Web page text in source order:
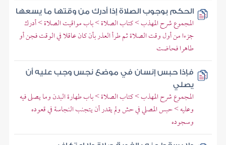
الحكم بوجوب الصلاة إذا أدرك من وقتها ما يسعها
المجموع شرح المهذب > كتاب الصلاة > باب مواقيت الصلاة > أدرك
جزءا من أول وقت الصلاة ثم طرأ العذر بأن كان عاقلا في الوقت فجن أو
طاهرا فحاضت
فإذا حبس إنسان في موضع نجس وجب عليه أن
يصلي
المجموع شرح المهذب > كتاب الصلاة > باب طهارة البدن وما يصلى فيه
وعليه > حبس المصلي في حش ولم يقدر أن يتجنب النجاسة في قعوده
وسجوده